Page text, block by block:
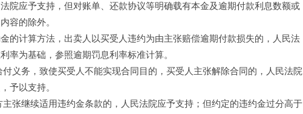
院应予支持，但对账单、还款协议等明确载有本金及逾期付款利息数额或
容的除外。
的计算方法，出卖人以买受人违约为由主张赔偿逾期付款损失的，人民法
率为基础，参照逾期罚息利率标准计算。
义务，致使买受人不能实现合同目的，买受人主张解除合同的，人民法院
予以支持。
张继续适用违约金条款的，人民法院应予支持；但约定的违约金过分高于